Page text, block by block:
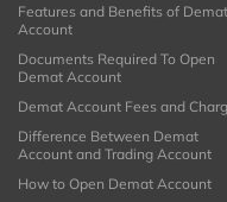
Features and Benefits of Demat
Account
Documents Required To Open
Demat Account
Demat Account Fees and
Difference Between Demat
Account and Trading Account
How to Open Demat Account